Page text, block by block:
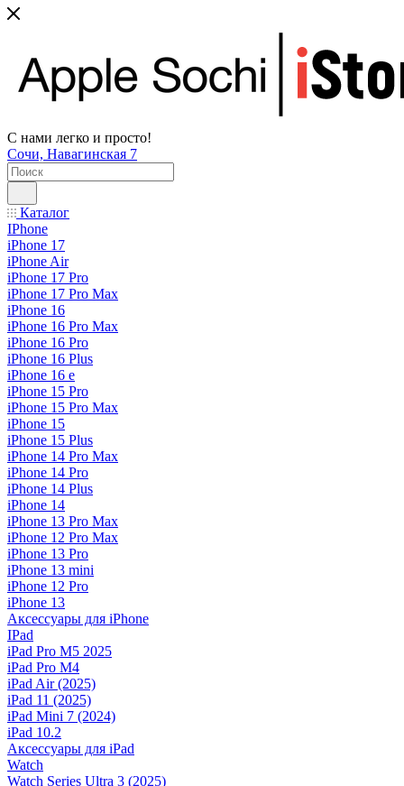
С нами легко и просто!
Сочи, Навагинская 7
Каталог
IPhone
iPhone 17
iPhone Air
iPhone 17 Pro
iPhone 17 Pro Max
iPhone 16
iPhone 16 Pro Max
iPhone 16 Pro
iPhone 16 Plus
iPhone 16 e
iPhone 15 Pro
iPhone 15 Pro Max
iPhone 15
iPhone 15 Plus
iPhone 14 Pro Max
iPhone 14 Pro
iPhone 14 Plus
iPhone 14
iPhone 13 Pro Max
iPhone 12 Pro Max
iPhone 13 Pro
iPhone 13 mini
iPhone 12 Pro
iPhone 13
Аксессуары для iPhone
IPad
iPad Pro M5 2025
iPad Pro M4
iPad Air (2025)
iPad 11 (2025)
iPad Mini 7 (2024)
iPad 10.2
Аксессуары для iPad
Watch
Watch Series Ultra 3 (2025)